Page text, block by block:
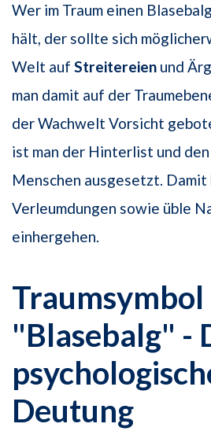
Wer im Traum einen
hält, der sollte sich
Welt auf Streitereien und
man damit auf der
der Wachwelt Vorsicht
ist man der Hinterlist und
Menschen ausgesetzt. Damit
Verleumdungen sowie üble
einhergehen.
Traumsymbol
"Blasebalg" -
Deutung